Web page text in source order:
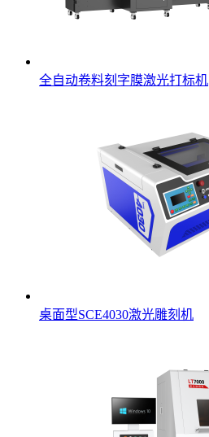
全自动卷料刻字膜激光打标机
桌面型SCE4030激光雕刻机